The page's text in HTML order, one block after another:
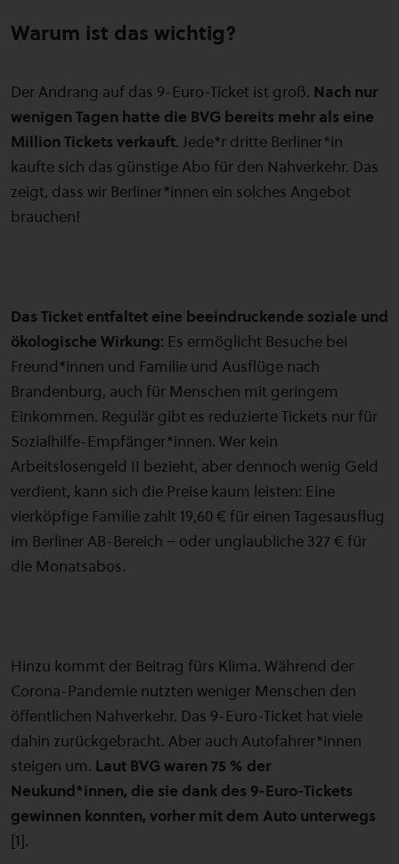
Warum ist das wichtig?
Der Andrang auf das 9-Euro-Ticket ist groß. Nach nur
wenigen Tagen hatte die BVG bereits mehr als eine
Million Tickets verkauft. Jede*r dritte Berliner*in
kaufte sich das günstige Abo für den Nahverkehr. Das
zeigt, dass wir Berliner*innen ein solches Angebot
brauchen!
Das Ticket entfaltet eine beeindruckende soziale und
ökologische Wirkung: Es ermöglicht Besuche bei
Freund*innen und Familie und Ausflüge nach
Brandenburg, auch für Menschen mit geringem
Einkommen. Regulär gibt es reduzierte Tickets nur für
Sozialhilfe-Empfänger*innen. Wer kein
Arbeitslosengeld II bezieht, aber dennoch wenig Geld
verdient, kann sich die Preise kaum leisten: Eine
vierköpfige Familie zahlt 19,60 € für einen Tagesausflug
im Berliner AB-Bereich – oder unglaubliche 327 € für
die Monatsabos.
Hinzu kommt der Beitrag fürs Klima. Während der
Corona-Pandemie nutzten weniger Menschen den
öffentlichen Nahverkehr. Das 9-Euro-Ticket hat viele
dahin zurückgebracht. Aber auch Autofahrer*innen
steigen um. Laut BVG waren 75 % der
Neukund*innen, die sie dank des 9-Euro-Tickets
gewinnen konnten, vorher mit dem Auto unterwegs
[1].